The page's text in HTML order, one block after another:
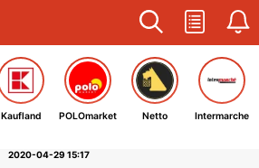
Kaufland POLOmarket Netto Intermarche
2020-04-29 15:17